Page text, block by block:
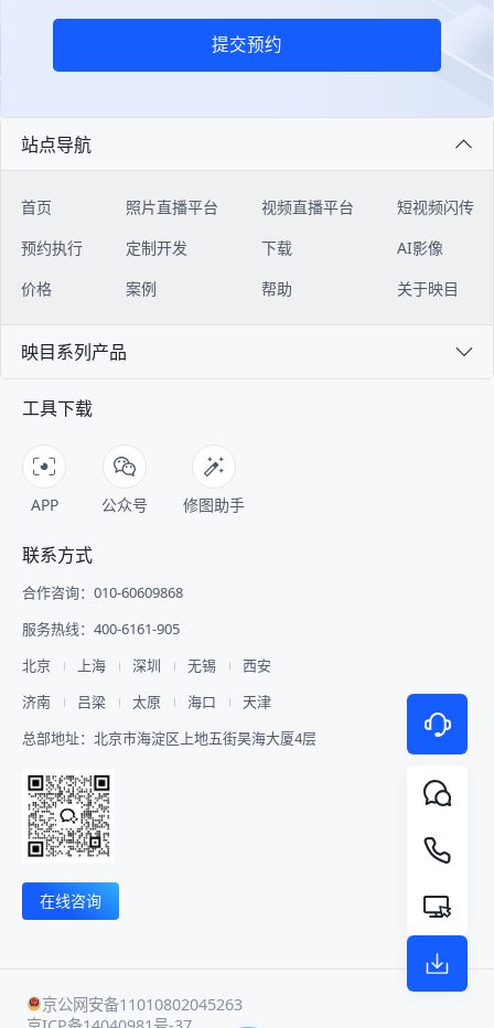
提交预约
站点导航
首页
预约执行
价格
照片直播平台
定制开发
案例
视频直播平台
下载
帮助
短视频闪传
AI影像
关于映目
映目系列产品
工具下载
APP 公众号 修图助手
联系方式
合作咨询：010-60609868
服务热线：400-6161-905
北京
上海 深圳 无锡
西安
济南
吕梁 太原 海口
天津
总部地址：北京市海淀区上地五街昊海大厦4层
在线咨询
京公网安备11010802045263